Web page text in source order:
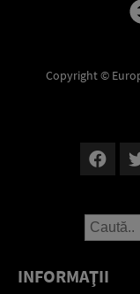
Copyright ©
INFORMAŢII